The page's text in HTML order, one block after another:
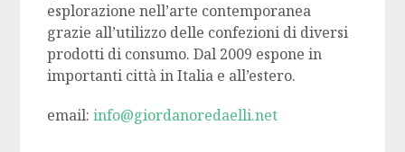
esplorazione nell’arte contemporanea
grazie all’utilizzo delle confezioni di diversi
prodotti di consumo. Dal 2009 espone in
importanti città in Italia e all’estero.
email:info@giordanoredaelli.net